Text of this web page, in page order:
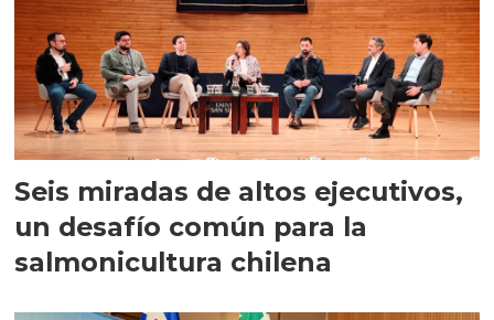
Seis miradas de altos ejecutivos,
un desafío común para la
salmonicultura chilena